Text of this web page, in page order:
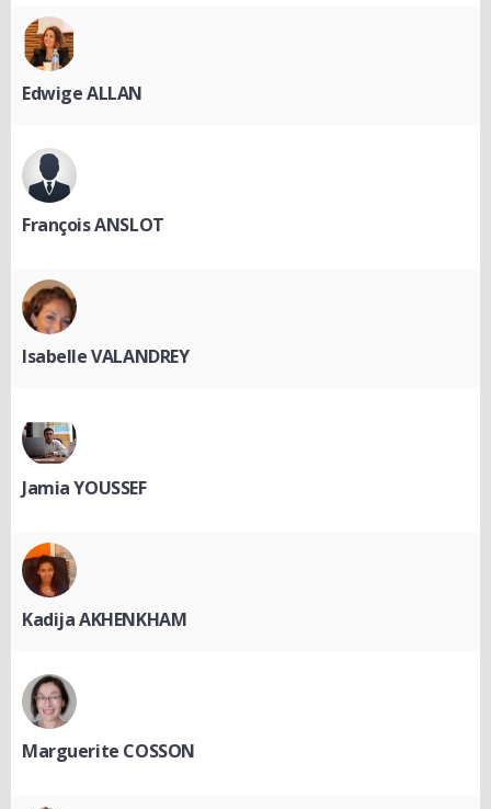
Edwige ALLAN
François ANSLOT
Isabelle VALANDREY
Jamia YOUSSEF
Kadija AKHENKHAM
Marguerite COSSON